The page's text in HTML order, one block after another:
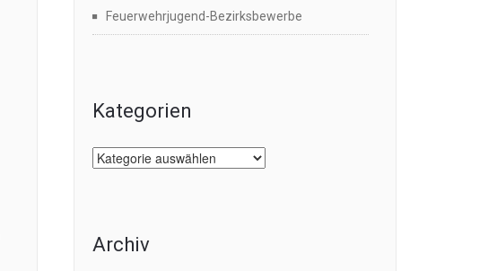
Feuerwehrjugend-Bezirksbewerbe
Kategorien
Kategorien
Archiv